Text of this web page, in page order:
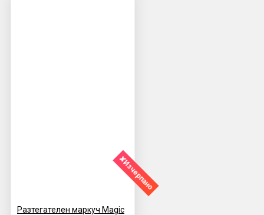
✘Изчерпано
Разтегателен маркуч Magic